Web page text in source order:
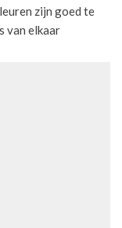
zijn goed te
van elkaar